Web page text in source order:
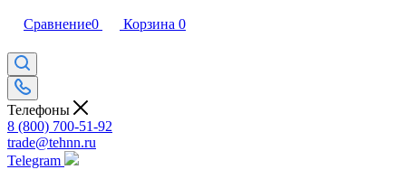
Сравнение0 Корзина 0
Телефоны
8 (800) 700-51-92
trade@tehnn.ru
Telegram